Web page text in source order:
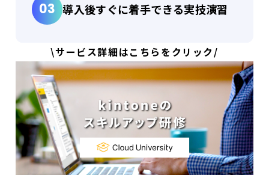
導入後すぐに着手できる実技演習
\サービス詳細はこちらをクリック/